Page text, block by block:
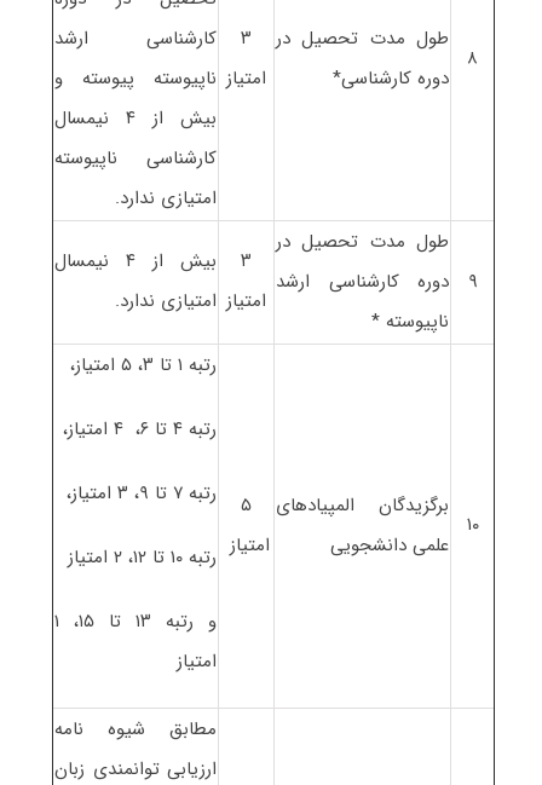
۸
طول مدت تحصیل در
دوره کارشناسی*
۳
امتیاز
کارشناسی ارشد
ناپیوسته پیوسته و
بیش از ۴ نیمسال
کارشناسی ناپیوسته
امتیازی ندارد.
۹
طول مدت تحصیل در
دوره کارشناسی ارشد
ناپیوسته *
۳
امتیاز
بیش از ۴ نیمسال
امتیازی ندارد.
۱۰
برگزیدگان المپیادهای
علمی دانشجویی
۵
امتیاز
رتبه ۱ تا ۳، ۵ امتیاز،
رتبه ۴ تا ۶، ۴ امتیاز،
رتبه ۷ تا ۹، ۳ امتیاز،
رتبه ۱۰ تا ۱۲، ۲ امتیاز
و رتبه ۱۳ تا ۱۵، ۱
امتیاز
مطابق شیوه نامه
ارزیابی توانمندی زبان